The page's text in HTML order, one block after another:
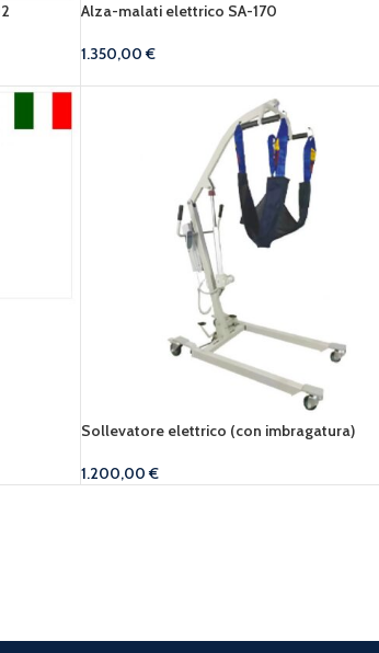
Alza-malati elettrico SA-170
1.350,00€
Sollevatore elettrico (con imbragatura)
1.200,00€